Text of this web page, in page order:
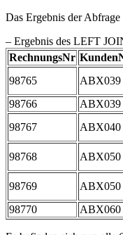
Das Ergebnis der Abfrage
– Ergebnis des LEFT
RechnungsNr
98765
ABX039
98766
ABX039
98767
ABX040
98768 ABX050
98769 ABX050
98770
ABX060